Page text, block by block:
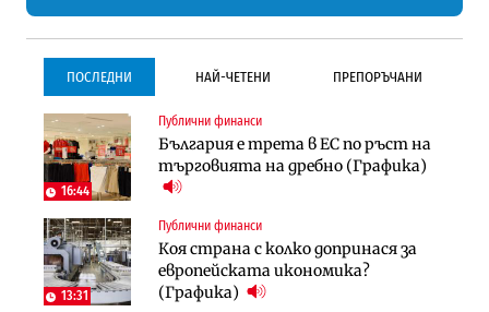
ПОСЛЕДНИ НАЙ-ЧЕТЕНИ ПРЕПОРЪЧАНИ
16:44
Публични финанси
България е трета в ЕС по ръст на
търговията на дребно (Графика)
13:31
Публични финанси
Коя страна с колко допринася за
европейската икономика?
(Графика)
Градоустройство
Столична община избра
изпълнител за преместването на
трамвайното трасе по бул.
Инфраструктура
Проектирането на тунела под
Петрохан ще върви паралелно с
Инфраструктура
Проектирането на тунела под
Петрохан ще върви паралелно с
екологичните оценки
Компании
„Хювефарма“ подписа договор за
придобиване на Euroapi Italy